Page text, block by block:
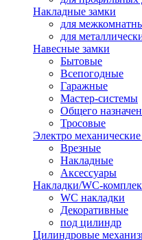
Накладные замки
для
для
Навесные замки
Бытовые
Всепогодные
Гаражные
Мастер-системы
Общего
Тросовые
Электро
Врезные
Накладные
Аксессуары
Накладки/WC-
WC накладки
Декоративные
под цилиндр
Цилиндровые